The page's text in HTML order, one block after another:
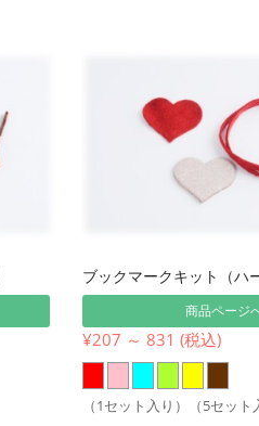
ブックマークキット（ハ
商品ページ
¥207 ～ 831 (税込)
（1セット入り）（5セット